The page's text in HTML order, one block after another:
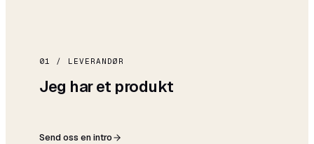
01 / LEVERANDØR
Jeg har et produkt
Send oss en intro